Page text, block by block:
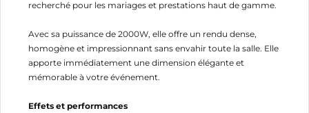
recherché pour les mariages et prestations haut de gamme.
Avec sa puissance de 2000W, elle offre un rendu dense,
homogène et impressionnant sans envahir toute la salle. Elle
apporte immédiatement une dimension élégante et
mémorable à votre événement.
Effets et performances